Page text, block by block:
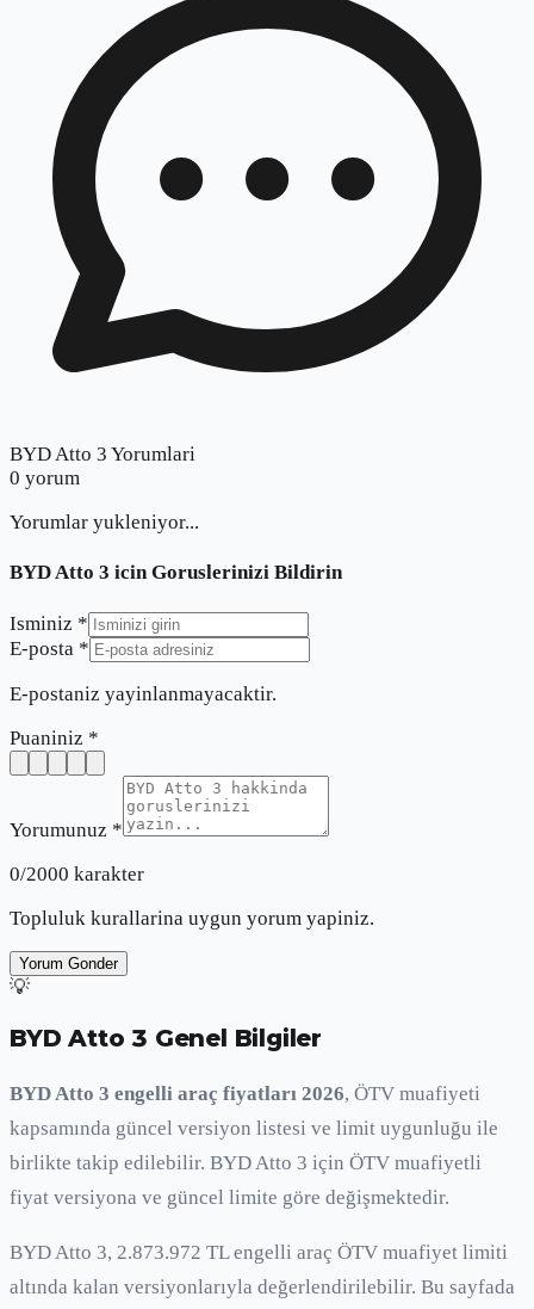
BYD Atto 3 Yorumlari
0 yorum
Yorumlar yukleniyor...
BYD Atto 3 icin Goruslerinizi Bildirin
Isminiz *
E-posta *
E-postaniz yayinlanmayacaktir.
Puaniniz *
Yorumunuz *
0/2000 karakter
Topluluk kurallarina uygun yorum yapiniz.
Yorum Gonder
💡
BYD Atto 3 Genel Bilgiler
BYD Atto 3 engelli araç fiyatları 2026, ÖTV muafiyeti
kapsamında güncel versiyon listesi ve limit uygunluğu ile
birlikte takip edilebilir. BYD Atto 3 için ÖTV muafiyetli
fiyat versiyona ve güncel limite göre değişmektedir.
BYD Atto 3, 2.873.972 TL engelli araç ÖTV muafiyet limiti
altında kalan versiyonlarıyla değerlendirilebilir. Bu sayfada